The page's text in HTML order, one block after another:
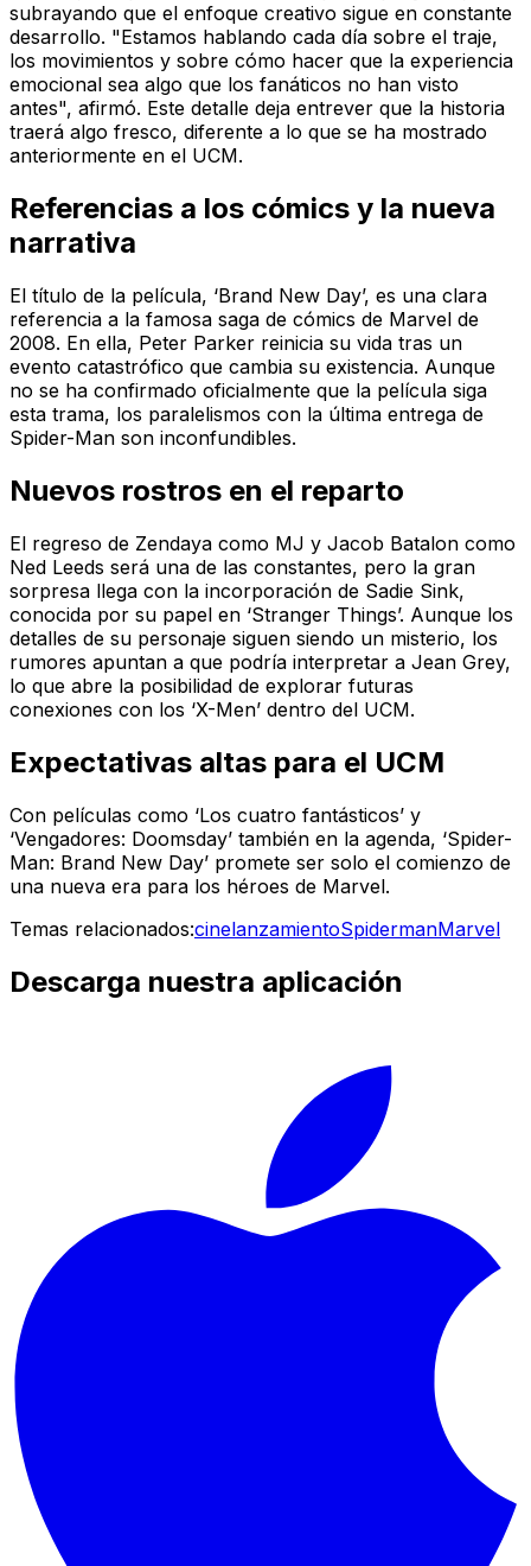
subrayando que el enfoque creativo sigue en constante
desarrollo. "Estamos hablando cada día sobre el traje,
los movimientos y sobre cómo hacer que la experiencia
emocional sea algo que los fanáticos no han visto
antes", afirmó. Este detalle deja entrever que la historia
traerá algo fresco, diferente a lo que se ha mostrado
anteriormente en el UCM.
Referencias a los cómics y la nueva
narrativa
El título de la película, ‘Brand New Day’, es una clara
referencia a la famosa saga de cómics de Marvel de
2008. En ella, Peter Parker reinicia su vida tras un
evento catastrófico que cambia su existencia. Aunque
no se ha confirmado oficialmente que la película siga
esta trama, los paralelismos con la última entrega de
Spider-Man son inconfundibles.
Nuevos rostros en el reparto
El regreso de Zendaya como MJ y Jacob Batalon como
Ned Leeds será una de las constantes, pero la gran
sorpresa llega con la incorporación de Sadie Sink,
conocida por su papel en ‘Stranger Things’. Aunque los
detalles de su personaje siguen siendo un misterio, los
rumores apuntan a que podría interpretar a Jean Grey,
lo que abre la posibilidad de explorar futuras
conexiones con los ‘X-Men’ dentro del UCM.
Expectativas altas para el UCM
Con películas como ‘Los cuatro fantásticos’ y
‘Vengadores: Doomsday’ también en la agenda, ‘Spider-
Man: Brand New Day’ promete ser solo el comienzo de
una nueva era para los héroes de Marvel.
Temas relacionados:cinelanzamientoSpidermanMarvel
Descarga nuestra aplicación